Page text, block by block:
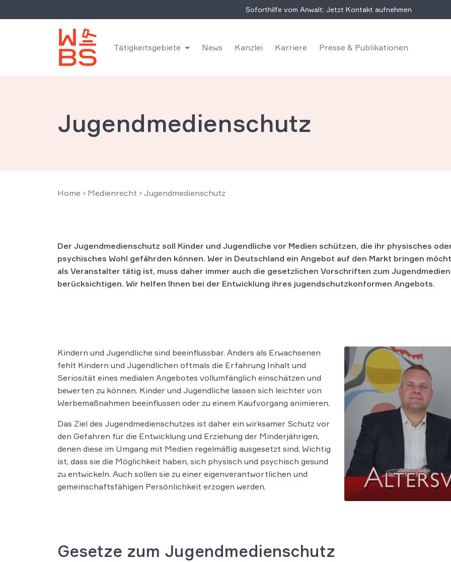
Soforthilfe vom Anwalt: Jetzt Kontakt aufnehmen
Tätigkeitsgebiete News Kanzlei Karriere Presse & Publikationen
Jugendmedienschutz
Home › Medienrecht › Jugendmedienschutz
Der Jugendmedienschutz soll Kinder und Jugendliche vor Medien schützen, die ihr physisches
psychisches Wohl gefährden können. Wer in Deutschland ein Angebot auf den Markt bringen
als Veranstalter tätig ist, muss daher immer auch die gesetzlichen Vorschriften zum
berücksichtigen. Wir helfen Ihnen bei der Entwicklung ihres jugendschutzkonformen Angebots.
Kindern und Jugendliche sind beeinflussbar. Anders als Erwachsenen
fehlt Kindern und Jugendlichen oftmals die Erfahrung Inhalt und
Seriosität eines medialen Angebotes vollumfänglich einschätzen und
bewerten zu können. Kinder und Jugendliche lassen sich leichter von
Werbemaßnahmen beeinflussen oder zu einem Kaufvorgang animieren.
Das Ziel des Jugendmedienschutzes ist daher ein wirksamer Schutz vor
den Gefahren für die Entwicklung und Erziehung der Minderjährigen,
denen diese im Umgang mit Medien regelmäßig ausgesetzt sind. Wichtig
ist, dass sie die Möglichkeit haben, sich physisch und psychisch gesund
zu entwickeln. Auch sollen sie zu einer eigenverantwortlichen und
gemeinschaftsfähigen Persönlichkeit erzogen werden.
Gesetze zum Jugendmedienschutz